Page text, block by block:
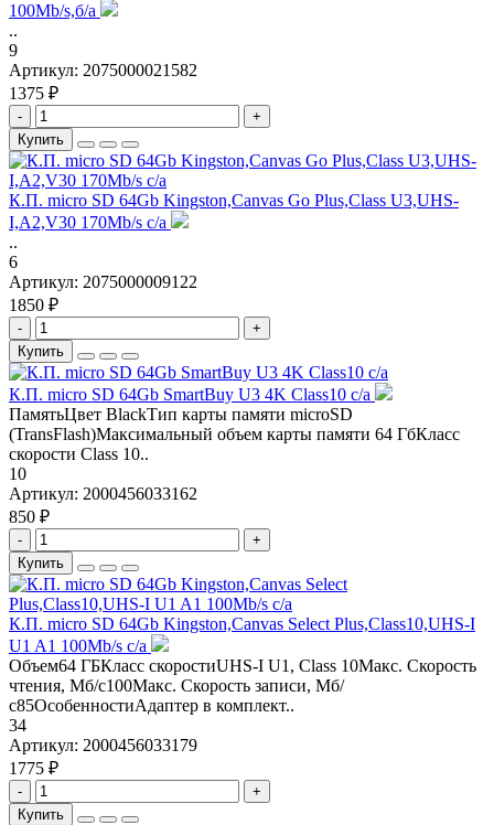
100Mb/s,б/а
..
9
Артикул: 2075000021582
1375 ₽
-
+
Купить
К.П. micro SD 64Gb Kingston,Canvas Go Plus,Class U3,UHS-
I,A2,V30 170Mb/s с/а
..
6
Артикул: 2075000009122
1850 ₽
-
+
Купить
К.П. micro SD 64Gb SmartBuy U3 4K Class10 с/а
ПамятьЦвет BlackТип карты памяти microSD
(TransFlash)Максимальный объем карты памяти 64 ГбКласс
скорости Class 10..
10
Артикул: 2000456033162
850 ₽
-
+
Купить
К.П. micro SD 64Gb Kingston,Canvas Select Plus,Class10,UHS-I
U1 A1 100Mb/s с/а
Объем64 ГБКласс скоростиUHS-I U1, Class 10Макс. Скорость
чтения, Мб/с100Макс. Скорость записи, Мб/
с85ОсобенностиАдаптер в комплект..
34
Артикул: 2000456033179
1775 ₽
-
+
Купить